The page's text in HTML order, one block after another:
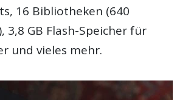
16 Bibliotheken (640
GB Flash-Speicher für
und vieles mehr.